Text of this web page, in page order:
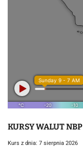
KURSY WALUT NBP
Kurs z dnia: 7 sierpnia 2026